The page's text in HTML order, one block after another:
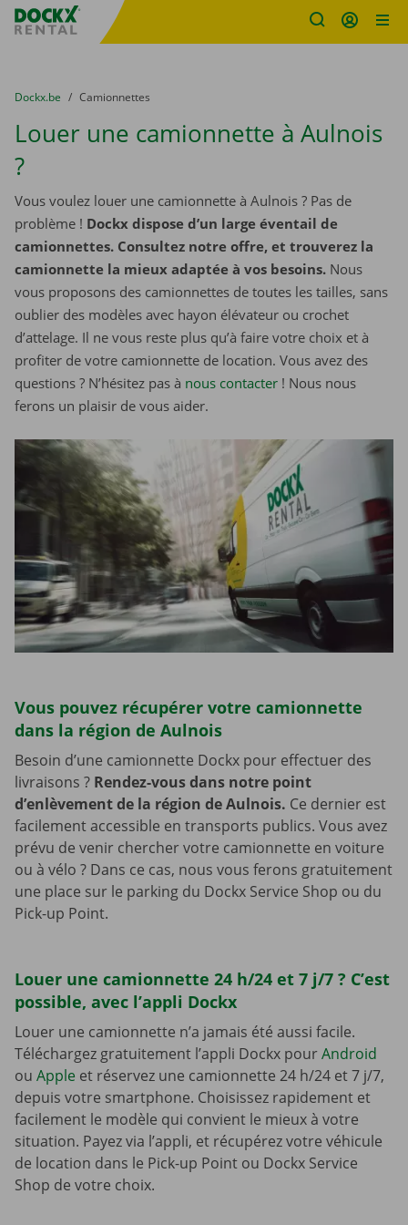
sitename
You are here:
du
Dockx.be to
Camionnettes
Louer une camionnette à Aulnois
?
Vous voulez louer une camionnette à Aulnois ? Pas de
problème ! Dockx dispose d’un large éventail de
camionnettes. Consultez notre offre, et trouverez la
camionnette la mieux adaptée à vos besoins. Nous
vous proposons des camionnettes de toutes les tailles, sans
oublier des modèles avec hayon élévateur ou crochet
d’attelage. Il ne vous reste plus qu’à faire votre choix et à
profiter de votre camionnette de location. Vous avez des
questions ? N’hésitez pas à nous contacter ! Nous nous
ferons un plaisir de vous aider.
Vous pouvez récupérer votre camionnette
dans la région de Aulnois
Besoin d’une camionnette Dockx pour effectuer des
livraisons ? Rendez-vous dans notre point
d’enlèvement de la région de Aulnois. Ce dernier est
facilement accessible en transports publics. Vous avez
prévu de venir chercher votre camionnette en voiture
ou à vélo ? Dans ce cas, nous vous ferons gratuitement
une place sur le parking du Dockx Service Shop ou du
Pick-up Point.
Louer une camionnette 24 h/24 et 7 j/7 ? C’est
possible, avec l’appli Dockx
Louer une camionnette n’a jamais été aussi facile.
Téléchargez gratuitement l’appli Dockx pourAndroid
ou Apple et réservez une camionnette 24 h/24 et 7 j/7,
depuis votre smartphone. Choisissez rapidement et
facilement le modèle qui convient le mieux à votre
situation. Payez via l’appli, et récupérez votre véhicule
de location dans le Pick-up Point ou Dockx Service
Shop de votre choix.